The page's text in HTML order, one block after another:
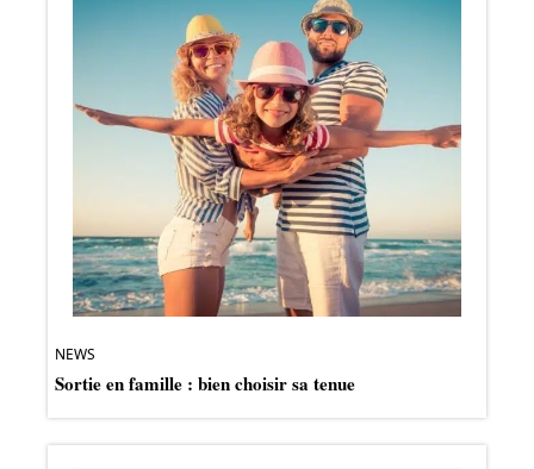
NEWS
Sortie en famille : bien choisir sa tenue